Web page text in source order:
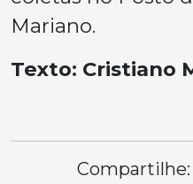
Mariano.
Texto: Cristiano
Compartilhe: